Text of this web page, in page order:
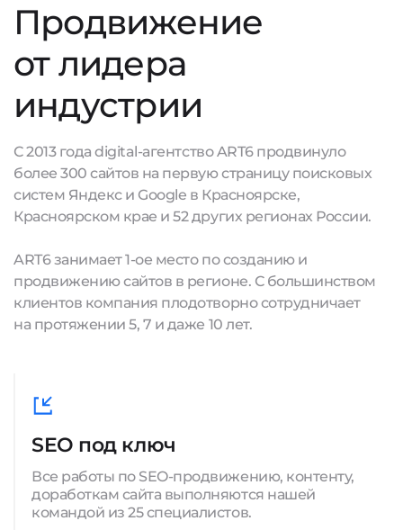
Продвижение
от лидера
индустрии
С 2013 года digital-агентство ART6 продвинуло
более 300 сайтов на первую страницу поисковых
систем Яндекс и Google в Красноярске,
Красноярском крае и 52 других регионах России.
ART6 занимает 1-ое место по созданию и
продвижению сайтов в регионе. С большинством
клиентов компания плодотворно сотрудничает
на протяжении 5, 7 и даже 10 лет.
SEO под ключ
Все работы по SEO-продвижению, контенту,
доработкам сайта выполняются нашей
командой из 25 специалистов.